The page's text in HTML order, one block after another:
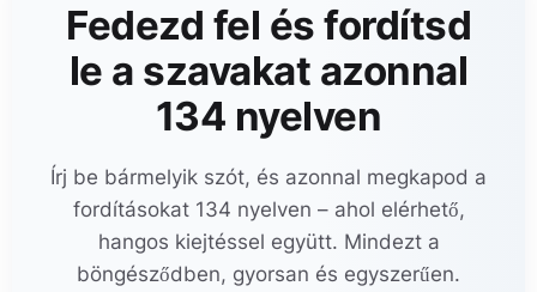
Fedezd fel és fordítsd
le a szavakat azonnal
134 nyelven
Írj be bármelyik szót, és azonnal megkapod a
fordításokat 134 nyelven – ahol elérhető,
hangos kiejtéssel együtt. Mindezt a
böngésződben, gyorsan és egyszerűen.